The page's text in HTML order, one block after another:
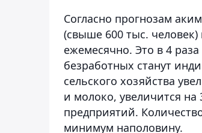
Согласно прогнозам
(свыше 600 тыс.
ежемесячно. Это в 4
безработных станут
сельского хозяйства
и молоко, увеличится
предприятий.
минимум наполовину.